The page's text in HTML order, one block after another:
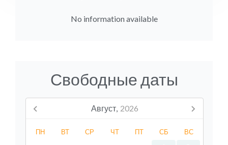
No information available
Свободные даты
Август, 2026
ПН ВТ СР ЧТ ПТ СБ ВС